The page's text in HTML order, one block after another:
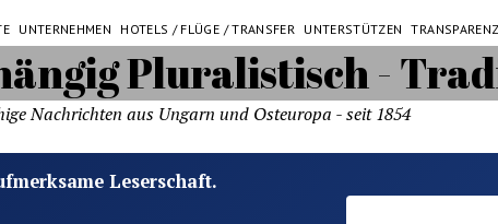
UNTERNEHMEN HOTELS / FLÜGE / TRANSFER UNTERSTÜTZEN
Nachrichten aus Ungarn und Osteuropa - seit 1854
Leserschaft.